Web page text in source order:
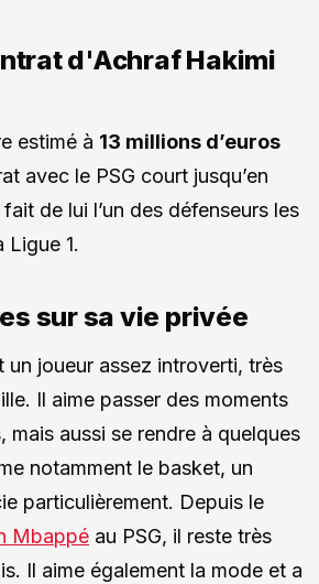
d'Achraf Hakimi
estimé à 13 millions d’euros
avec le PSG court jusqu’en
de lui l’un des défenseurs les
Ligue 1.
sur sa vie privée
un joueur assez introverti, très
Il aime passer des moments
mais aussi se rendre à quelques
notamment le basket, un
particulièrement. Depuis le
Mbappé au PSG, il reste très
Il aime également la mode et a